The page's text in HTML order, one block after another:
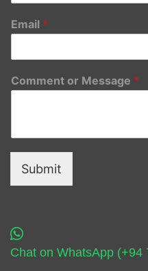
Email *
Comment or Message *
Submit
Chat on WhatsApp (+94